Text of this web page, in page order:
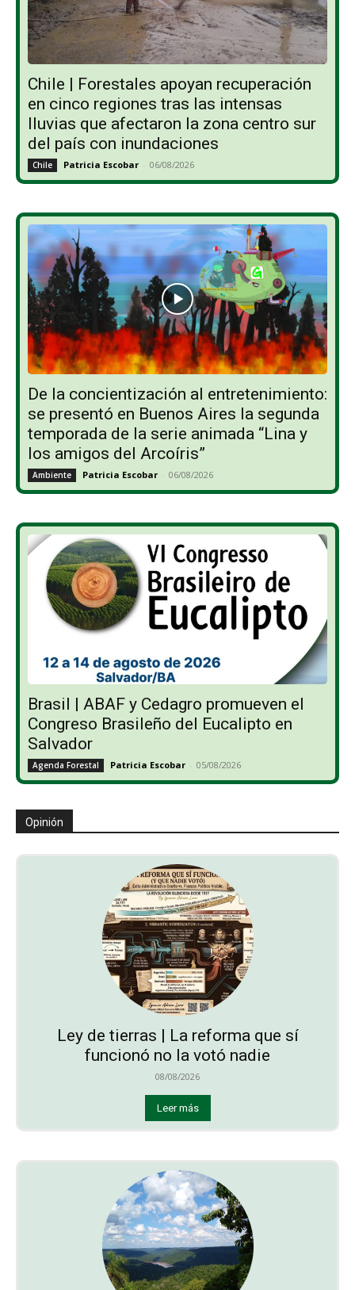
Chile | Forestales apoyan recuperación
en cinco regiones tras las intensas
lluvias que afectaron la zona centro sur
del país con inundaciones
Chile Patricia Escobar - 06/08/2026
De la concientización al entretenimiento:
se presentó en Buenos Aires la segunda
temporada de la serie animada “Lina y
los amigos del Arcoíris”
Ambiente Patricia Escobar - 06/08/2026
Brasil | ABAF y Cedagro promueven el
Congreso Brasileño del Eucalipto en
Salvador
Agenda Forestal Patricia Escobar - 05/08/2026
Opinión
Ley de tierras | La reforma que sí
funcionó no la votó nadie
08/08/2026
Leer más